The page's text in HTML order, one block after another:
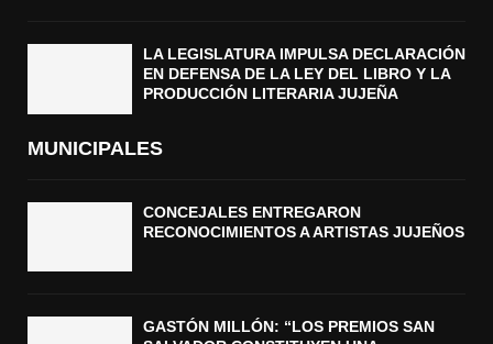
LA LEGISLATURA IMPULSA DECLARACIÓN
EN DEFENSA DE LA LEY DEL LIBRO Y LA
PRODUCCIÓN LITERARIA JUJEÑA
MUNICIPALES
CONCEJALES ENTREGARON
RECONOCIMIENTOS A ARTISTAS JUJEÑOS
GASTÓN MILLÓN: “LOS PREMIOS SAN